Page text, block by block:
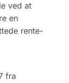
ved at
en
rente-
fra